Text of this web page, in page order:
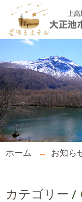
ホーム お知ら
カテゴリー /